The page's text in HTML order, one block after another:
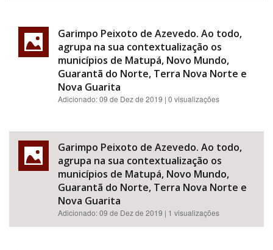
Garimpo Peixoto de Azevedo. Ao todo,
agrupa na sua contextualização os
municípios de Matupá, Novo Mundo,
Guarantã do Norte, Terra Nova Norte e
Nova Guarita
Adicionado:09 de Dez de 2019 | 0 visualizações
Garimpo Peixoto de Azevedo. Ao todo,
agrupa na sua contextualização os
municípios de Matupá, Novo Mundo,
Guarantã do Norte, Terra Nova Norte e
Nova Guarita
Adicionado:09 de Dez de 2019 | 1 visualizações